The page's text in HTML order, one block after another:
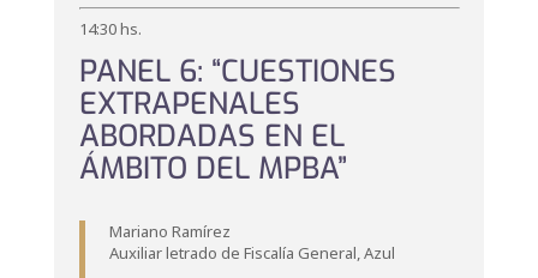
14:30 hs.
PANEL 6: “CUESTIONES
EXTRAPENALES
ABORDADAS EN EL
ÁMBITO DEL MPBA”
Mariano Ramírez
Auxiliar letrado de Fiscalía General, Azul